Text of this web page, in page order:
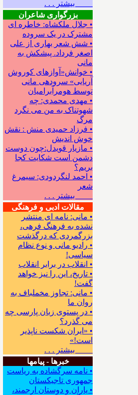
بیشتر . . .
بزرگواری شاعران
• جلال ملکشاه: خاطره ای
مشترک در یک سروده
• شش شعر بهاری از علی
اصغر فرداد. پیشکش به
مانی
• خوانش«آوازهای کوروش
آریایی» سروده‍ی مانی
توسط هومرآبرامیان
• مهدی محمدی: چه
شهوتناک به من می نگرد
مرگ
• فرزاد حمیدی منش : نقش
خوش اندیش
• مازیار قویدل:چون دوست
دشمن است شکایت کجا
بریم؟
• احمد لنگردودی: سیمرغ
شعر
بیشتر . . .
مقالات ادبی و فرهنگی
• مانی: نامه ای منتشر
نشده به فرهنگ فرهی،
بزرگمردی که درگذشت
• رادیو مانی و نوع نظام
سیاسی!
• انقلاب در برابر انقلاب
• تاریخ، این را نیز خواهد
گفت!
• مانی: تجاوز مخملباف به
روان ما
• در پستوی زبان پارسی چه
می گذرد؟
• «ایران شکست ناپذیر
است!»
بیشتر . . .
خبرها - پیامها
• نامه سرگشاده به ریاست
جمهوری تاجیکستان
• یاران و دوستان ارجمند،